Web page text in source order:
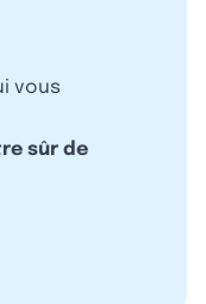
vous
sûr de